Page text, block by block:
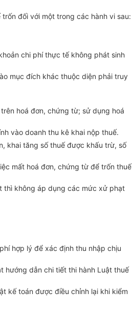
đối với một trong các hành vi sau:
chi phí thực tế không phát sinh
mục đích khác thuộc diện phải truy
hoá đơn, chứng từ; sử dụng hoá
vào doanh thu kê khai nộp thuế.
khai tăng số thuế được khấu trừ, số
mất hoá đơn, chứng từ để trốn thuế
thì không áp dụng các mức xử phạt
hợp lý để xác định thu nhập chịu
hướng dẫn chi tiết thi hành Luật thuế
kế toán được điều chỉnh lại khi kiểm